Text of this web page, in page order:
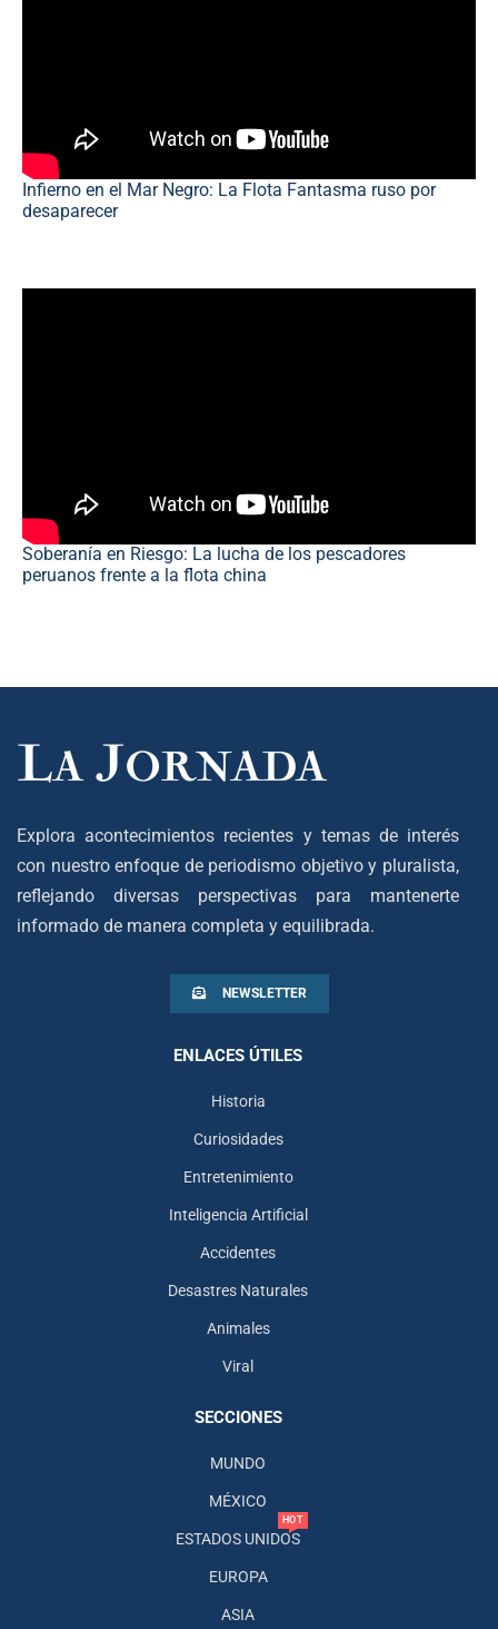
Infierno en el Mar Negro: La Flota Fantasma ruso por
desaparecer
Soberanía en Riesgo: La lucha de los pescadores
peruanos frente a la flota china
Explora acontecimientos recientes y temas de interés
con nuestro enfoque de periodismo objetivo y pluralista,
reflejando diversas perspectivas para mantenerte
informado de manera completa y equilibrada.
NEWSLETTER
ENLACES ÚTILES
Historia
Curiosidades
Entretenimiento
Inteligencia Artificial
Accidentes
Desastres Naturales
Animales
Viral
SECCIONES
MUNDO
MÉXICO
ESTADOS UNIDOS
HOT
EUROPA
ASIA